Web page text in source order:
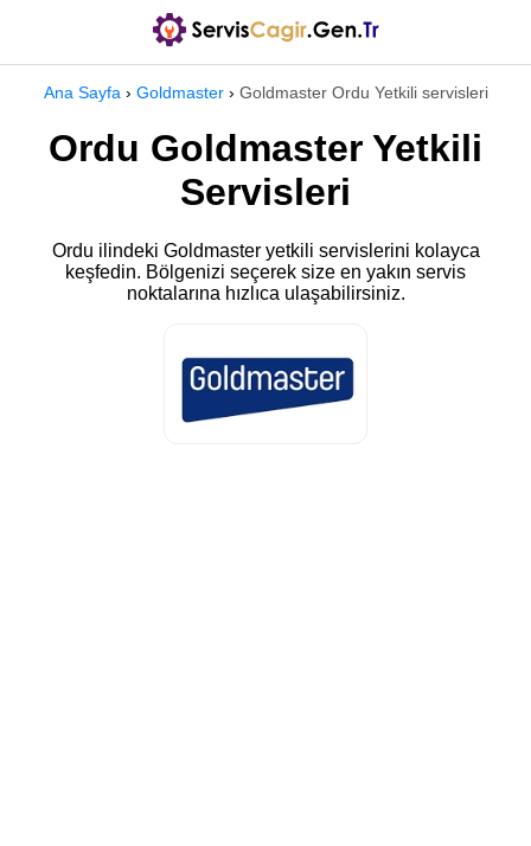
Ana Sayfa › Goldmaster› Goldmaster Ordu Yetkili servisleri
Ordu Goldmaster Yetkili
Servisleri
Ordu ilindeki Goldmaster yetkili servislerini kolayca
keşfedin. Bölgenizi seçerek size en yakın servis
noktalarına hızlıca ulaşabilirsiniz.